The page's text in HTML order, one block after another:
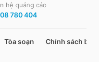
hệ quảng cáo
780 404
Tòa soạn Chính sách bảo